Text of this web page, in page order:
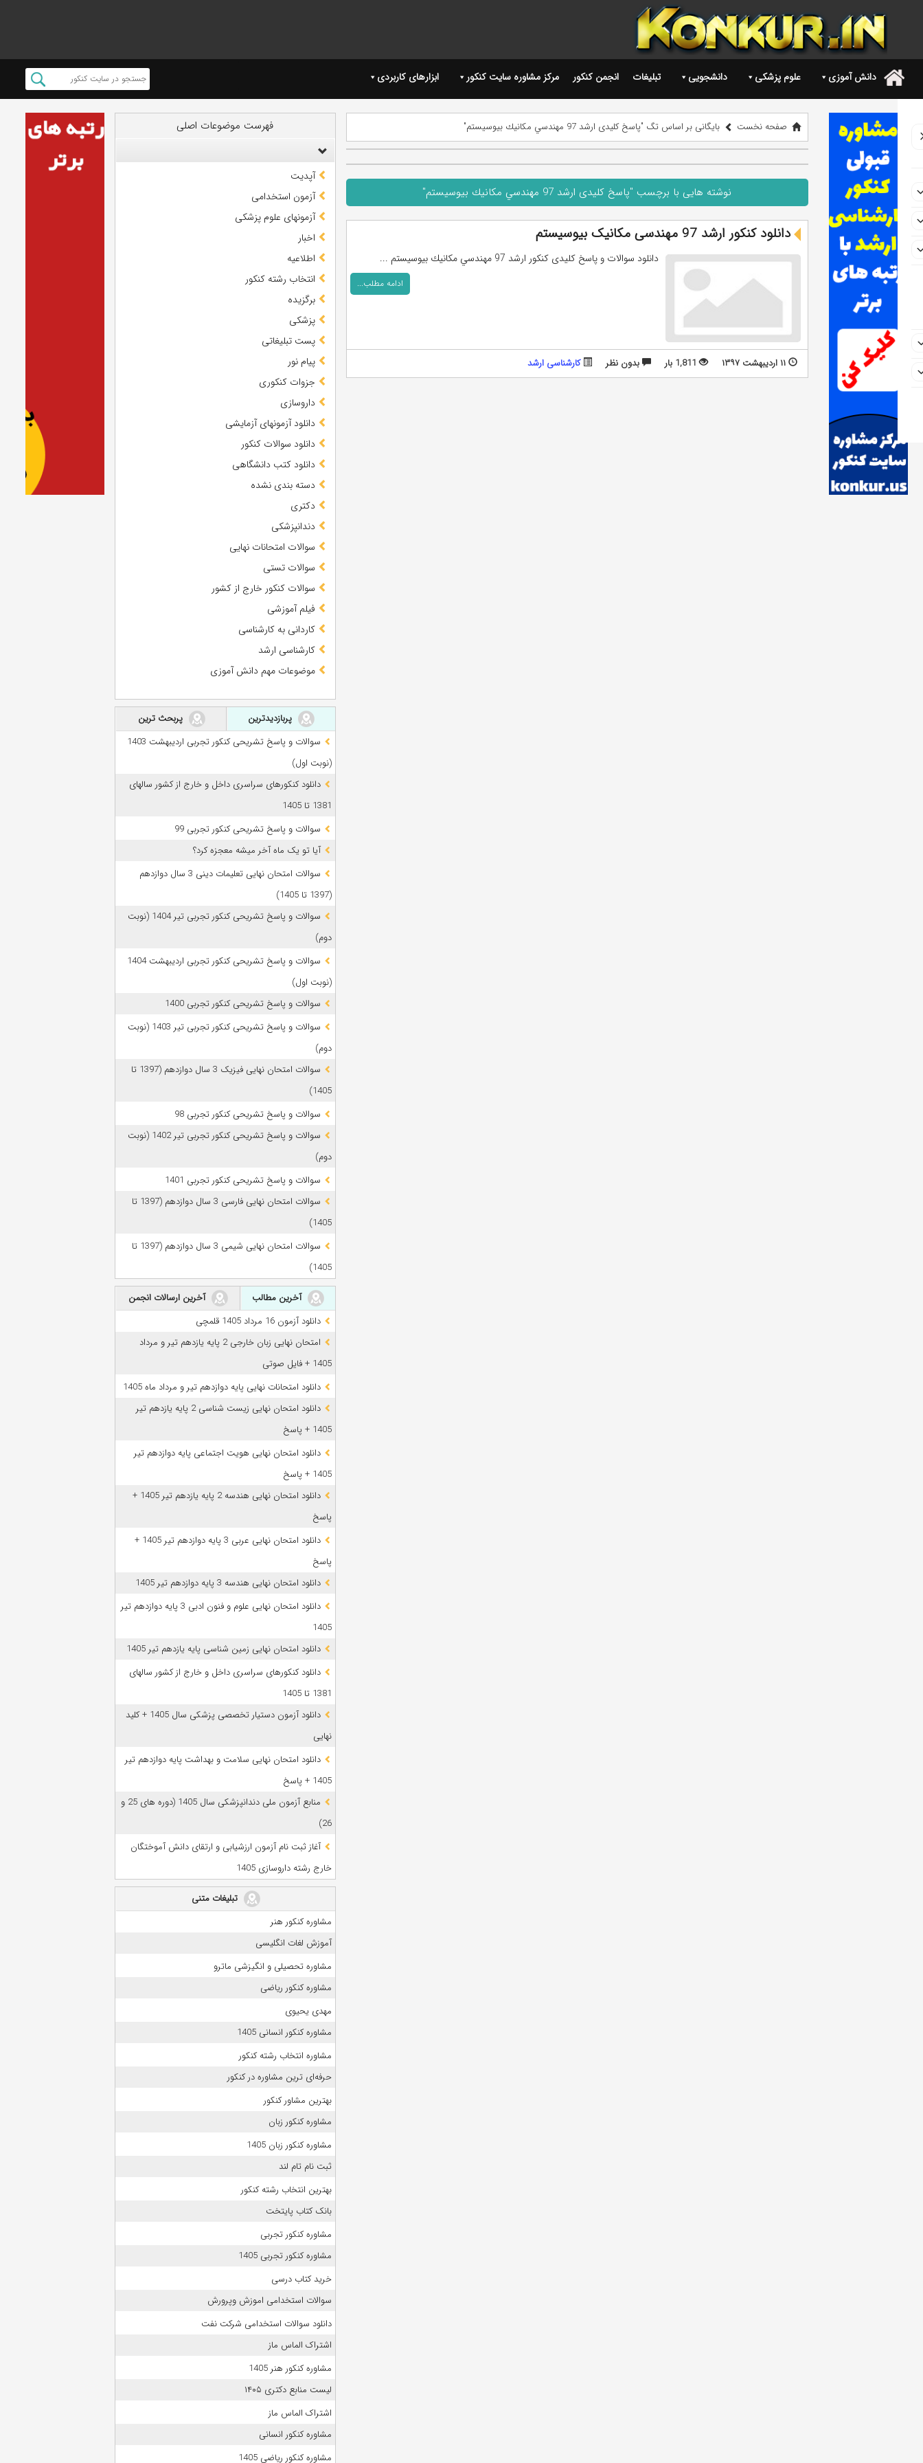
. دانش آموزی علوم پزشکی دانشجویی تبلیغات انجمن کنکور مرکز مشاوره سایت کنکور ابزارهای کاربردی
صفحه نخست بایگانی بر اساس تگ "پاسخ کلیدی ارشد 97 مهندسي مكانيك بيوسيستم"
نوشته هایی با برچسب "پاسخ کلیدی ارشد 97 مهندسي مكانيك بيوسيستم"
دانلود کنکور ارشد 97 مهندسی مکانیک بیوسیستم
دانلود سوالات و پاسخ کلیدی کنکور ارشد 97 مهندسي مكانيك بيوسيستم ...
ادامه مطلب...
۱۱ اردیبهشت ۱۳۹۷ 1,811 بار بدون نظر کارشناسی ارشد
فهرست موضوعات اصلی
آپدیت
آزمون استخدامی
آزمونهای علوم پزشکی
اخبار
اطلاعیه
انتخاب رشته کنکور
برگزیده
پزشکی
پست تبلیغاتی
پیام نور
جزوات کنکوری
داروسازی
دانلود آزمونهای آزمایشی
دانلود سوالات کنکور
دانلود کتب دانشگاهی
دسته بندی نشده
دکتری
دندانپزشکی
سوالات امتحانات نهایی
سوالات تستی
سوالات کنکور خارج از کشور
فیلم آموزشی
کاردانی به کارشناسی
کارشناسی ارشد
موضوعات مهم دانش آموزی
پربازدیدترین
پربحث ترین
سوالات و پاسخ تشریحی کنکور تجربی اردیبهشت 1403
(نوبت اول)
دانلود کنکورهای سراسری داخل و خارج از کشور سالهای
1381 تا 1405
سوالات و پاسخ تشریحی کنکور تجربی 99
آیا تو یک ماه آخر میشه معجزه کرد؟
سوالات امتحان نهایی تعلیمات دینی 3 سال دوازدهم
(1397 تا 1405)
سوالات و پاسخ تشریحی کنکور تجربی تیر 1404 (نوبت
دوم)
سوالات و پاسخ تشریحی کنکور تجربی اردیبهشت 1404
(نوبت اول)
سوالات و پاسخ تشریحی کنکور تجربی 1400
سوالات و پاسخ تشریحی کنکور تجربی تیر 1403 (نوبت
دوم)
سوالات امتحان نهایی فیزیک 3 سال دوازدهم (1397 تا
1405)
سوالات و پاسخ تشریحی کنکور تجربی 98
سوالات و پاسخ تشریحی کنکور تجربی تیر 1402 (نوبت
دوم)
سوالات و پاسخ تشریحی کنکور تجربی 1401
سوالات امتحان نهایی فارسی 3 سال دوازدهم (1397 تا
1405)
سوالات امتحان نهایی شیمی 3 سال دوازدهم (1397 تا
1405)
آخرین مطالب
آخرین ارسالات انجمن
دانلود آزمون 16 مرداد 1405 قلمچی
امتحان نهایی زبان خارجی 2 پایه یازدهم تیر و مرداد
1405 + فایل صوتی
دانلود امتحانات نهایی پایه دوازدهم تیر و مرداد ماه 1405
دانلود امتحان نهایی زیست شناسی 2 پایه یازدهم تیر
1405 + پاسخ
دانلود امتحان نهایی هویت اجتماعی پایه دوازدهم تیر
1405 + پاسخ
دانلود امتحان نهایی هندسه 2 پایه یازدهم تیر 1405 +
پاسخ
دانلود امتحان نهایی عربی 3 پایه دوازدهم تیر 1405 +
پاسخ
دانلود امتحان نهایی هندسه 3 پایه دوازدهم تیر 1405
دانلود امتحان نهایی علوم و فنون ادبی 3 پایه دوازدهم تیر
1405
دانلود امتحان نهایی زمین شناسی پایه یازدهم تیر 1405
دانلود کنکورهای سراسری داخل و خارج از کشور سالهای
1381 تا 1405
دانلود آزمون دستیار تخصصی پزشکی سال 1405 + کلید
نهایی
دانلود امتحان نهایی سلامت و بهداشت پایه دوازدهم تیر
1405 + پاسخ
ﻣﻨﺎﺑﻊ آزﻣﻮن ﻣﻠﯽ دندانپزشکی سال 1405 (دوره های 25 و
26)
آغاز ثبت نام آزمون‌ ارزشیابی و ارتقای دانش آموختگان
خارج رشته داروسازی 1405
تبلیغات متنی
مشاوره کنکور هنر
آموزش لغات انگلیسی
مشاوره تحصیلی و انگیزشی ماترو
مشاوره کنکور ریاضی
مهدی یحیوی
مشاوره کنکور انسانی 1405
مشاوره انتخاب رشته کنکور
حرفه‌ای ترین مشاوره در کنکور
بهترین مشاور کنکور
مشاوره کنکور زبان
مشاوره کنکور زبان 1405
ثبت نام تام لند
بهترین انتخاب رشته کنکور
بانک کتاب پایتخت
مشاوره کنکور تجربی
مشاوره کنکور تجربی 1405
خرید کتاب درسی
سوالات استخدامی اموزش وپرورش
دانلود سوالات استخدامی شرکت نفت
اشتراک الماس ماز
مشاوره کنکور هنر 1405
لیست منابع دکتری ۱۴۰۵
اشتراک الماس ماز
مشاوره کنکور انسانی
مشاوره کنکور ریاضی 1405